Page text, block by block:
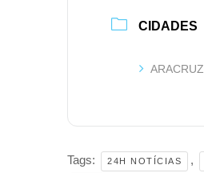
CIDADES
ARACRUZ
Tags: 24H NOTÍCIAS ,